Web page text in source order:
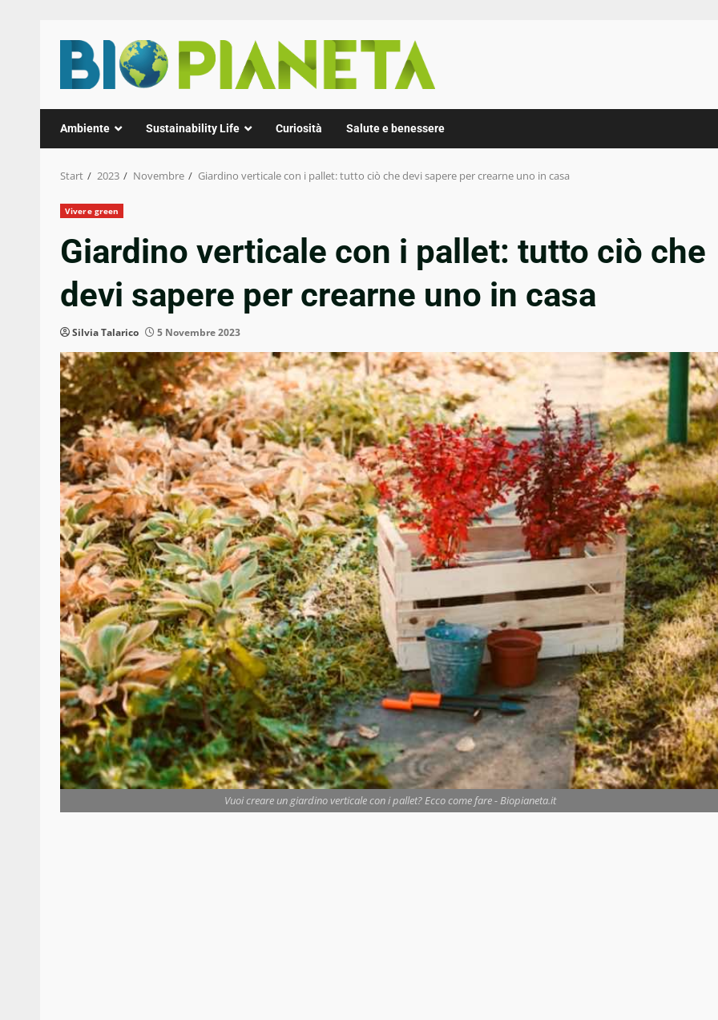
Inhalt
springen
Ambiente Sustainability Life Curiosità Salute e benessere
Start 2023 Novembre Giardino verticale con i pallet: tutto ciò che devi sapere per crearne uno in casa
Vivere green
Giardino verticale con i pallet: tutto ciò che
devi sapere per crearne uno in casa
Silvia Talarico 5 Novembre 2023
Vuoi creare un giardino verticale con i pallet? Ecco come fare - Biopianeta.it